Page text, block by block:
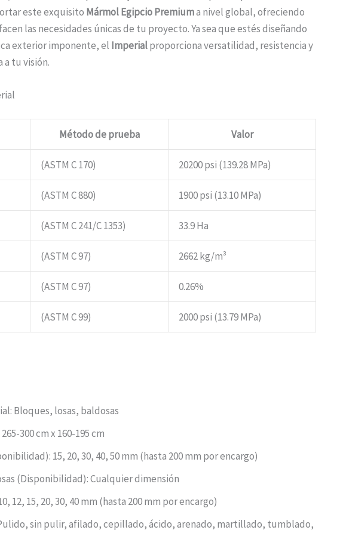
este exquisito Mármol Egipcio Premiuma nivel global, ofreciendo
las necesidades únicas de tu proyecto. Ya sea que estés diseñando
exterior imponente, el Imperialproporciona versatilidad, resistencia y
a tu visión.
Método de prueba Valor
(ASTM C 170) 20200 psi (139.28 MPa)
(ASTM C 880) 1900 psi (13.10 MPa)
(ASTM C 241/C 1353) 33.9 Ha
(ASTM C 97) 2662 kg/m³
(ASTM C 97) 0.26%
(ASTM C 99) 2000 psi (13.79 MPa)
Bloques, losas, baldosas
300 cm x 160-195 cm
15, 20, 30, 40, 50 mm (hasta 200 mm por encargo)
(Disponibilidad): Cualquier dimensión
12, 15, 20, 30, 40 mm (hasta 200 mm por encargo)
sin pulir, afilado, cepillado, ácido, arenado, martillado, tumblado,